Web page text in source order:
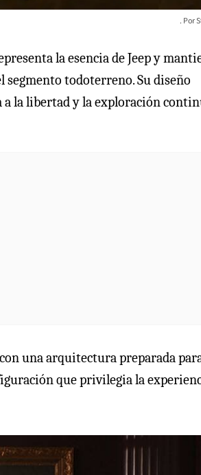
la esencia de Jeep y
todoterreno. Su diseño
a la libertad y la exploración
una arquitectura preparada
que privilegia la